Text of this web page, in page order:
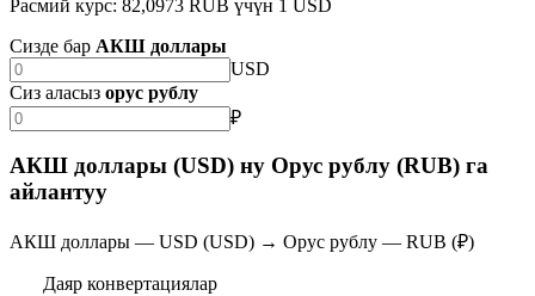
Расмий курс: 82,0973 RUB үчүн 1 USD
Сизде бар АКШ доллары
USD
Сиз аласыз орус рублу
₽
АКШ доллары (USD) ну Орус рублу (RUB) га
айлантуу
АКШ доллары — USD (USD) → Орус рублу — RUB (₽)
Даяр конвертациялар